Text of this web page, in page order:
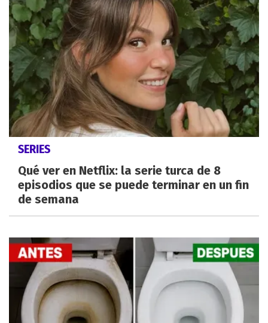
SERIES
Qué ver en Netflix: la serie turca de 8
episodios que se puede terminar en un fin
de semana